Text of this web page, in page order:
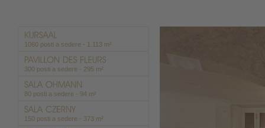
1060 posti a sedere - 1.113 m²
300 posti a sedere - 295 m²
80 posti a sedere - 94 m²
150 posti a sedere - 373 m²